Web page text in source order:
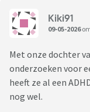
Kiki91
09-05-2026
Met onze dochter
onderzoeken voor
heeft ze al een
nog wel.